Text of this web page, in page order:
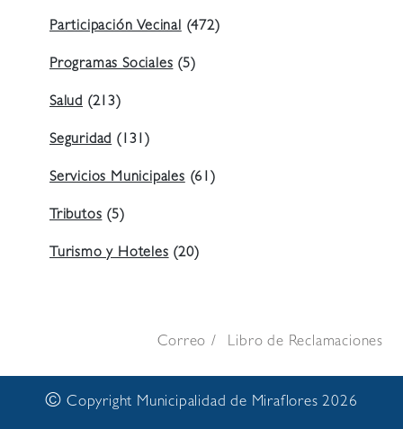
Participación Vecinal(472)
Programas Sociales(5)
Salud (213)
Seguridad(131)
Servicios Municipales(61)
Tributos(5)
Turismo y Hoteles(20)
Correo Libro de Reclamaciones
© Copyright Municipalidad de Miraflores 2026